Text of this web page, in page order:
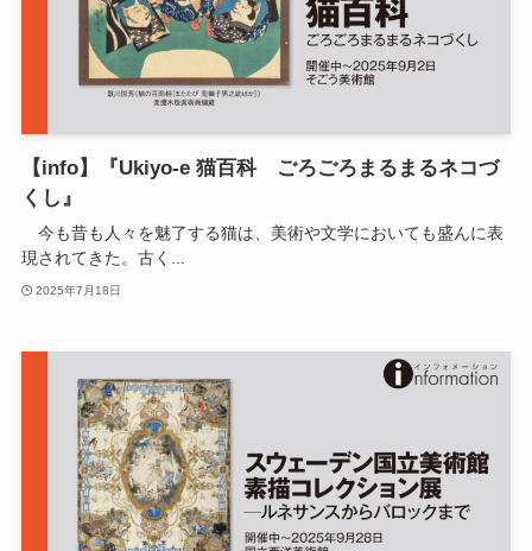
【info】『Ukiyo-e 猫百科 ごろごろまるまるネコづ
くし』
今も昔も人々を魅了する猫は、美術や文学においても盛んに表
現されてきた。古く...
2025年7月18日